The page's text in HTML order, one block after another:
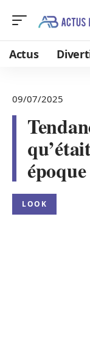
Actus
09/07/2025
LOOK